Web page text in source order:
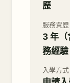
歷
服務資歷
3 年（
務經驗
入學方式